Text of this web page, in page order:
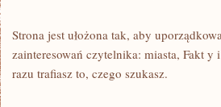
Strona jest ułożona tak, aby
zainteresowań czytelnika: miasta, Fakt
razu trafiasz to, czego szukasz.